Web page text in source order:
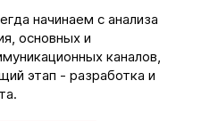
начинаем с анализа
основных и
каналов,
этап - разработка и